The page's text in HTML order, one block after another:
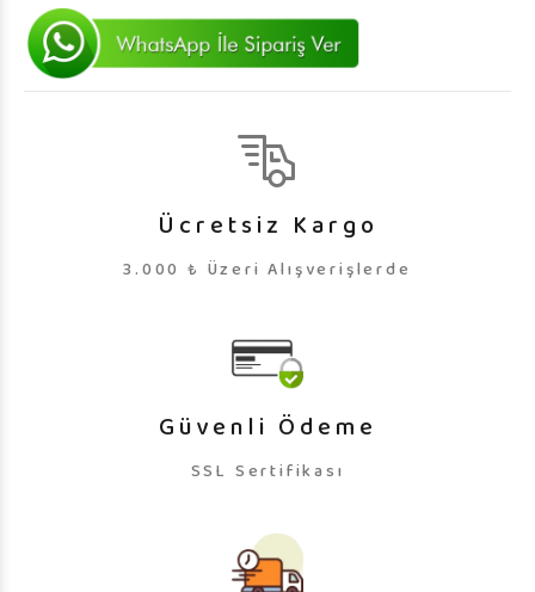
Ücretsiz Kargo
3.000 ₺ Üzeri Alışverişlerde
Güvenli Ödeme
SSL Sertifikası